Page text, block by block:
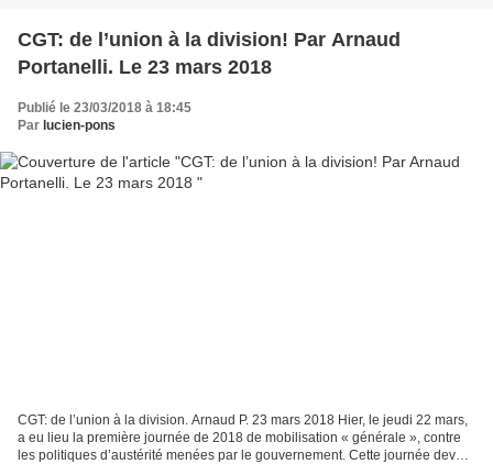
CGT: de l’union à la division! Par Arnaud
Portanelli. Le 23 mars 2018
Publié le 23/03/2018 à 18:45
Par lucien-pons
CGT: de l’union à la division. Arnaud P. 23 mars 2018 Hier, le jeudi 22 mars,
a eu lieu la première journée de 2018 de mobilisation « générale », contre
les politiques d’austérité menées par le gouvernement. Cette journée devait